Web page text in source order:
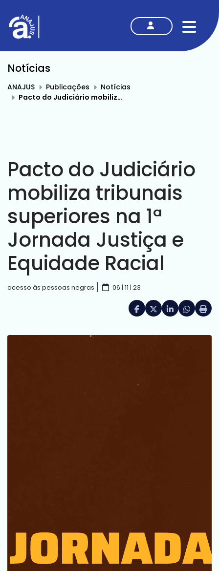
MENU
Notícias
ANAJUS Publicações
Notícias
Pacto do Judiciário mobiliza tribunais superiores na 1ª Jornada Justiça e Equidade Racial
Pacto do Judiciário
mobiliza tribunais
superiores na 1ª
Jornada Justiça e
Equidade Racial
acesso às pessoas negras 06 | 11 | 23